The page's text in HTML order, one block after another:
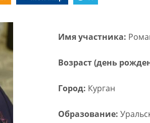
Имя участника:
Возраст (день
Город: Курган
Образование: